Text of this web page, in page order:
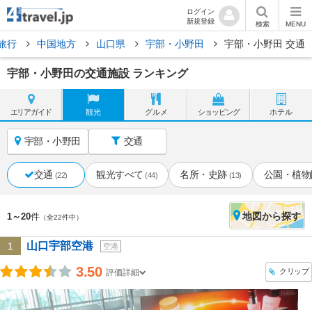
ログイン
新規登録
検索 MENU
行 中国地方 山口県 宇部・小野田 宇部・小野田 交通
宇部・小野田の交通施設 ランキング
エリアガイド 観光 グルメ ショッピング ホテル
宇部・小野田 交通
交通 (22) 観光すべて (44) 名所・史跡 (13) 公園・植
1～20件 （全22件中） 地図から探す
1 山口宇部空港 空港
3.50 評価詳細 クリップ